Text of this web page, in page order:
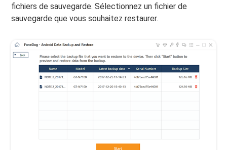
fichiers de sauvegarde. Sélectionnez un fichier de
sauvegarde que vous souhaitez restaurer.